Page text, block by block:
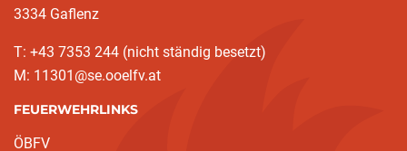
3334 Gaflenz
T: +43 7353 244 (nicht ständig besetzt)
M: 11301@se.ooelfv.at
FEUERWEHRLINKS
ÖBFV